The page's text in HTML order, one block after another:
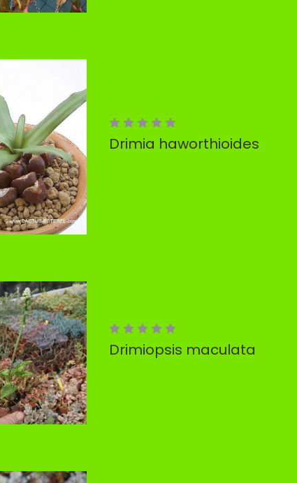
Drimia haworthioides
Drimiopsis maculata